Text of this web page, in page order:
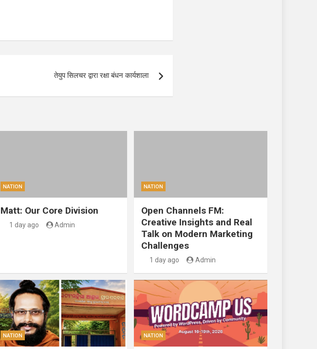
तेयुप सिलचर द्वारा रक्षा बंधन कार्यशाला
NATION
Matt: Our Core Division
1 day ago Admin
NATION
Open Channels FM:
Creative Insights and Real
Talk on Modern Marketing
Challenges
1 day ago Admin
NATION NATION